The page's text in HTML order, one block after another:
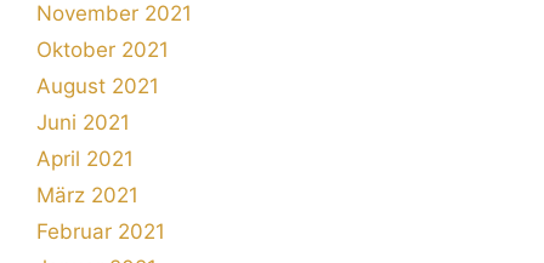
November 2021
Oktober 2021
August 2021
Juni 2021
April 2021
März 2021
Februar 2021